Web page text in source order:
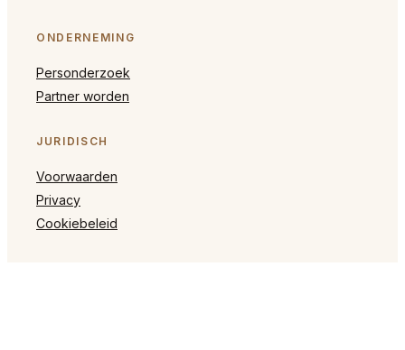
ONDERNEMING
Personderzoek
Partner worden
JURIDISCH
Voorwaarden
Privacy
Cookiebeleid